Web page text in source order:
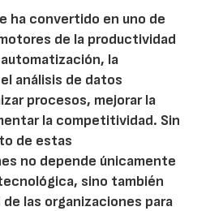
ha convertido en uno de
de la productividad
la
análisis de datos
procesos, mejorar la
la competitividad. Sin
de estas
no depende únicamente
sino también
las organizaciones para